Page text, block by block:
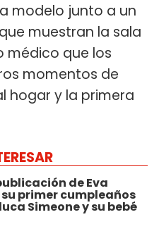
modelo junto a un
muestran la sala
médico que los
momentos de
hogar y la primera
de Eva
primer cumpleaños
Simeone y su bebé